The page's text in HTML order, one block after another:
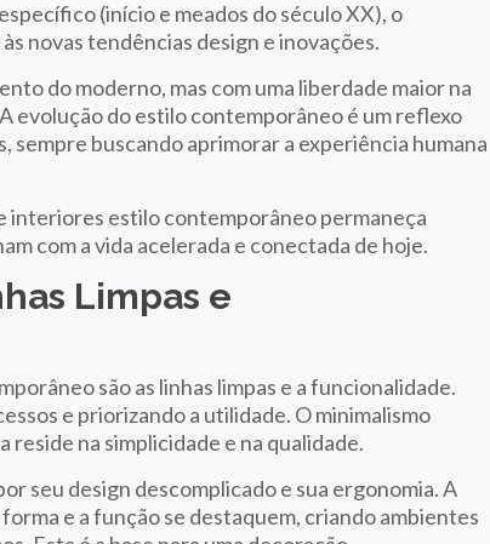
(início e meados do século XX), o
novas tendências design e inovações.
do moderno, mas com uma liberdade maior na
evolução do estilo contemporâneo é um reflexo
sempre buscando aprimorar a experiência humana
interiores estilo contemporâneo permaneça
com a vida acelerada e conectada de hoje.
Limpas e
são as linhas limpas e a funcionalidade.
e priorizando a utilidade. O minimalismo
reside na simplicidade e na qualidade.
seu design descomplicado e sua ergonomia. A
e a função se destaquem, criando ambientes